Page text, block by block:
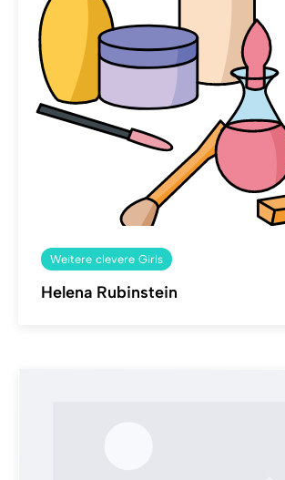
Weitere clevere Girls
Helena Rubinstein